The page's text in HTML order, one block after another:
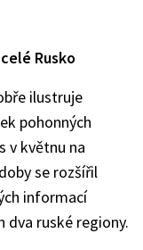
Rusko
ilustruje
pohonných
v květnu na
se rozšířil
informací
dva ruské regiony.